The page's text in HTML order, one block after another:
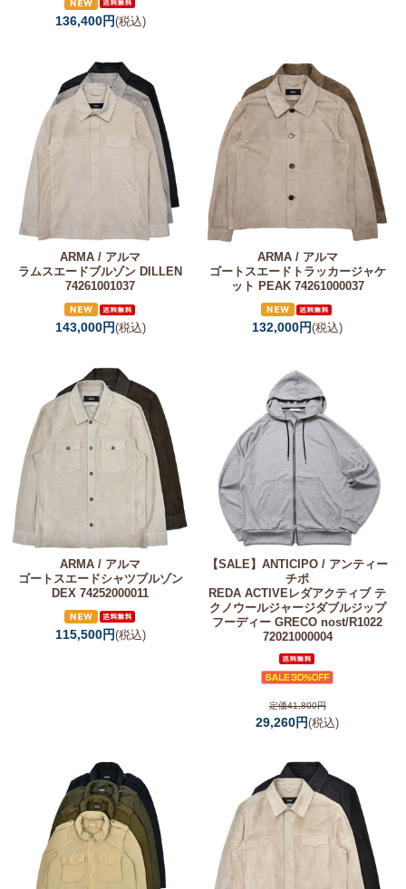
136,400円(税込)
ARMA / アルマ
ラムスエードブルゾン DILLEN
74261001037
143,000円(税込)
ARMA / アルマ
ゴートスエードトラッカージャケ
ット PEAK 74261000037
132,000円(税込)
ARMA / アルマ
ゴートスエードシャツブルゾン
DEX 74252000011
115,500円(税込)
【SALE】ANTICIPO / アンティー
チポ
REDA ACTIVEレダアクティブ テ
クノウールジャージダブルジップ
フーディー GRECO nost/R1022
72021000004
定価41,800円
29,260円(税込)